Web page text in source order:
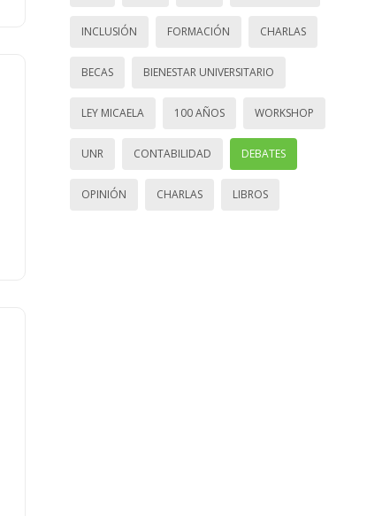
INCLUSIÓN FORMACIÓN CHARLAS
BECAS BIENESTAR UNIVERSITARIO
LEY MICAELA 100 AÑOS WORKSHOP
UNR CONTABILIDAD DEBATES
OPINIÓN CHARLAS LIBROS